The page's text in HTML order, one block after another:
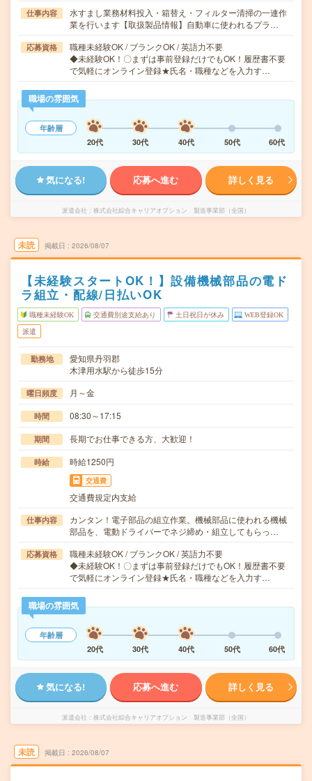
仕事内容
水すまし業務材料投入・箱替え・フィルター清掃の一連作
業を行います【取扱製品情報】自動車に使われるプラ…
応募資格
職種未経験OK / ブランクOK / 英語力不要
◆未経験OK！〇まずは事前登録だけでもOK！履歴書不要
で気軽にオンライン登録★氏名・職種などを入力す…
職場の雰囲気
年齢層
20代
30代 40代 50代 60代
気になる! 応募へ進む 詳しく見る
派遣会社 株式会社綜合キャリアオプション 製造事業部（全国）
未読 掲載日 2026/08/07
【未経験スタートOK！】設備機械部品の電ド
ラ組立・配線/日払いOK
職種未経験OK 交通費別途支給あり 土日祝日が休み WEB登録OK
派遣
勤務地
愛知県丹羽郡
木津用水駅から徒歩15分
曜日頻度 月～金
時間 08:30～17:15
期間 長期でお仕事できる方、大歓迎！
時給 時給1250円
交通費
交通費規定内支給
仕事内容
カンタン！電子部品の組立作業。機械部品に使われる機械
部品を、電動ドライバーでネジ締め・組立してもらっ…
応募資格
職種未経験OK / ブランクOK / 英語力不要
◆未経験OK！〇まずは事前登録だけでもOK！履歴書不要
で気軽にオンライン登録★氏名・職種などを入力す…
職場の雰囲気
年齢層
20代
30代 40代 50代 60代
気になる! 応募へ進む 詳しく見る
派遣会社 株式会社綜合キャリアオプション 製造事業部（全国）
未読 掲載日 2026/08/07